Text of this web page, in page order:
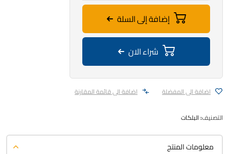
إضافة إلى السلة
شراء الان
اضافة الى المفضلة اضافة الى قائمة المقارنة
التصنيف:البلكات
معلومات المنتج